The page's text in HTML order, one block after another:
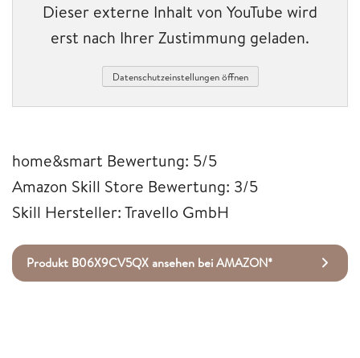
Dieser externe Inhalt von YouTube wird
erst nach Ihrer Zustimmung geladen.
Datenschutzeinstellungen öffnen
home&smart Bewertung: 5/5
Amazon Skill Store Bewertung: 3/5
Skill Hersteller: Travello GmbH
Produkt B06X9CV5QX ansehen bei AMAZON*